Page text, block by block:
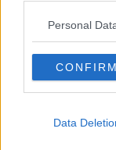
Personal
CONFIRM
Data
conoscere e
E proprio nei giorni
aggiunto Auriemma